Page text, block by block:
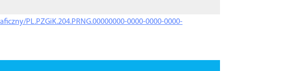
PL.PZGiK.204.PRNG.00000000-0000-0000-0000-